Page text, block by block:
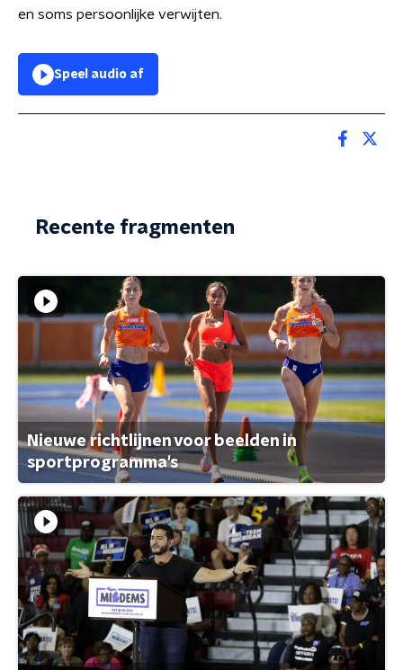
en soms persoonlijke verwijten.
Speel audio af
Recente fragmenten
Nieuwe richtlijnen voor beelden in
sportprogramma's